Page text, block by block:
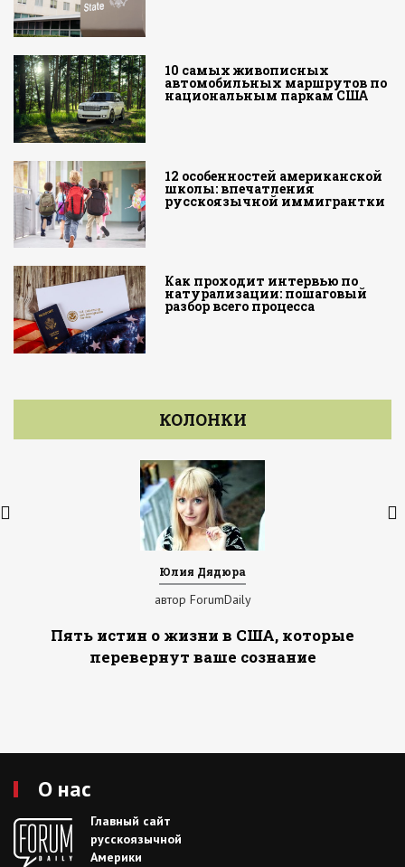
10 самых живописных
автомобильных маршрутов по
национальным паркам США
12 особенностей американской
школы: впечатления
русскоязычной иммигрантки
Как проходит интервью по
натурализации: пошаговый
разбор всего процесса
КОЛОНКИ
Юлия Дядюра
автор ForumDaily
Пять истин о жизни в США, которые
перевернут ваше сознание
О нас
Главный сайт
русскоязычной
Америки